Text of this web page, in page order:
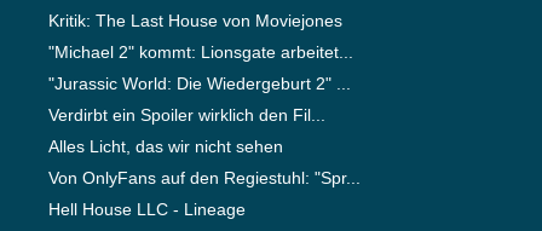
Kritik: The Last House von Moviejones
"Michael 2" kommt: Lionsgate arbeitet...
"Jurassic World: Die Wiedergeburt 2" ...
Verdirbt ein Spoiler wirklich den Fil...
Alles Licht, das wir nicht sehen
Von OnlyFans auf den Regiestuhl: "Spr...
Hell House LLC - Lineage